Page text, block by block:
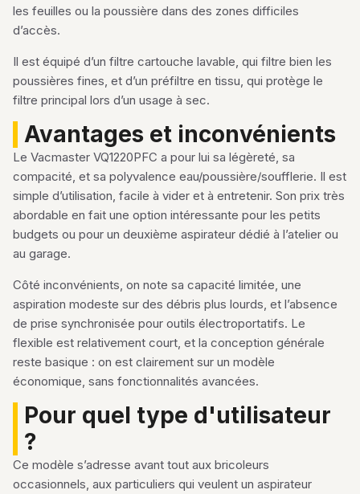
les feuilles ou la poussière dans des zones difficiles
d’accès.
Il est équipé d’un filtre cartouche lavable, qui filtre bien les
poussières fines, et d’un préfiltre en tissu, qui protège le
filtre principal lors d’un usage à sec.
Avantages et inconvénients
Le Vacmaster VQ1220PFC a pour lui sa légèreté, sa
compacité, et sa polyvalence eau/poussière/soufflerie. Il est
simple d’utilisation, facile à vider et à entretenir. Son prix très
abordable en fait une option intéressante pour les petits
budgets ou pour un deuxième aspirateur dédié à l’atelier ou
au garage.
Côté inconvénients, on note sa capacité limitée, une
aspiration modeste sur des débris plus lourds, et l’absence
de prise synchronisée pour outils électroportatifs. Le
flexible est relativement court, et la conception générale
reste basique : on est clairement sur un modèle
économique, sans fonctionnalités avancées.
Pour quel type d'utilisateur
?
Ce modèle s’adresse avant tout aux bricoleurs
occasionnels, aux particuliers qui veulent un aspirateur